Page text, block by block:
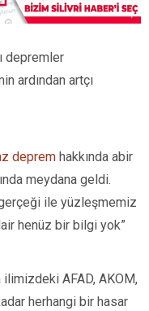
depremler
ardından artçı
deprem hakkında abir
meydana geldi.
ile yüzleşmemiz
henüz bir bilgi yok”
ilimizdeki AFAD, AKOM,
herhangi bir hasar